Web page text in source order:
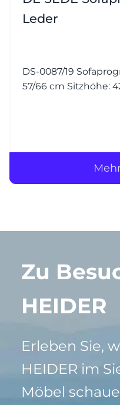
Leder
DS-0087/19
57/66 cm Sitzhöhe:
Zu
HEIDER
Erleben Sie,
HEIDER im
Möbel